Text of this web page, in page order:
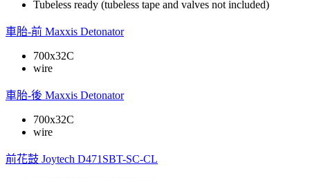
Tubeless ready (tubeless tape and valves not included)
車胎-前 Maxxis Detonator
700x32C
wire
車胎-後 Maxxis Detonator
700x32C
wire
前花鼓 Joytech D471SBT-SC-CL